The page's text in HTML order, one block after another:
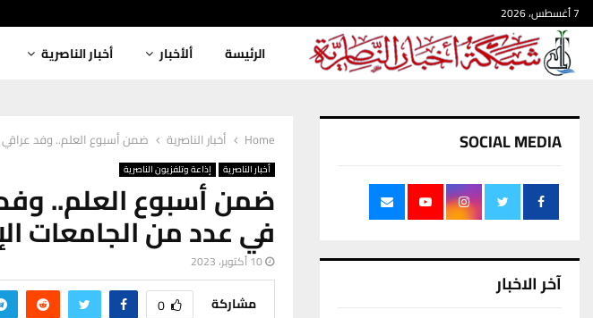
7 أغسطس، 2026
الرئيسة ألأخبار أخبار الناصرية
Home أخبار الناصرية ضمن أسبوع العلم.. وفد عراقي
أخبار الناصرية إذاعة وتلفزيون الناصرية
ضمن أسبوع العلم..
في عدد من الجامعات
10 أكتوبر، 2023
مشاركة 0
SOCIAL MEDIA
آخر الاخبار